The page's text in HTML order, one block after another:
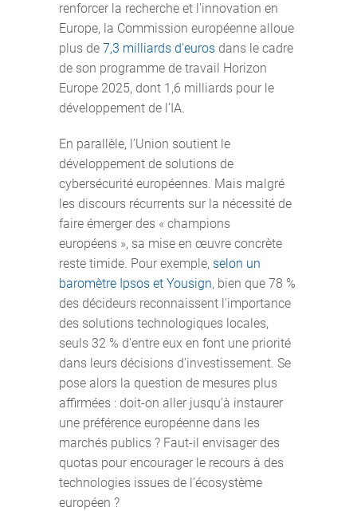
renforcer la recherche et l'innovation en
Europe, la Commission européenne alloue
plus de 7,3 milliards d'euros dans le cadre
de son programme de travail Horizon
Europe 2025, dont 1,6 milliards pour le
développement de l’IA.
En parallèle, l’Union soutient le
développement de solutions de
cybersécurité européennes. Mais malgré
les discours récurrents sur la nécessité de
faire émerger des « champions
européens », sa mise en œuvre concrète
reste timide. Pour exemple, selon un
baromètre Ipsos et Yousign, bien que 78 %
des décideurs reconnaissent l'importance
des solutions technologiques locales,
seuls 32 % d'entre eux en font une priorité
dans leurs décisions d'investissement. Se
pose alors la question de mesures plus
affirmées : doit-on aller jusqu’à instaurer
une préférence européenne dans les
marchés publics ? Faut-il envisager des
quotas pour encourager le recours à des
technologies issues de l’écosystème
européen ?